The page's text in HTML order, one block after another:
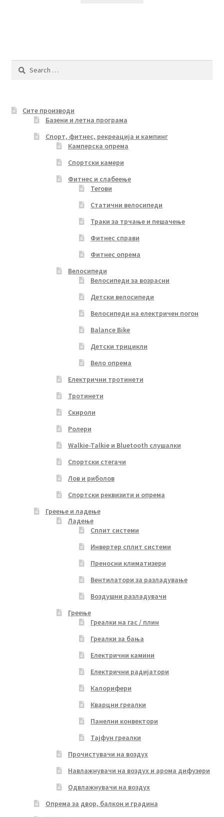
Search
Сите производи
Базени и летна програма
Спорт, фитнес, рекреација и кампинг
Камперска опрема
Спортски камери
Фитнес и слабеење
Тегови
Статични велосипеди
Траки за трчање и пешачење
Фитнес справи
Фитнес опрема
Велосипеди
Велосипеди за возрасни
Детски велосипеди
Велосипеди на електричен погон
Balance Bike
Детски трицикли
Вело опрема
Електрични тротинети
Тротинети
Скироли
Ролери
Walkie-Talkie и Bluetooth слушалки
Спортски стегачи
Лов и риболов
Спортски реквизити и опрема
Греење и ладење
Ладење
Сплит системи
Инвертер сплит системи
Преносни климатизери
Вентилатори за разладување
Воздушни разладувачи
Греење
Греалки на гас / плин
Греалки за бања
Електрични камини
Електрични радијатори
Калорифери
Кварцни греалки
Панелни конвектори
Тајфун греалки
Прочистувачи на воздух
Навлажнувачи на воздух и арома дифузери
Одвлажнувачи на воздух
Опрема за двор, балкон и градина